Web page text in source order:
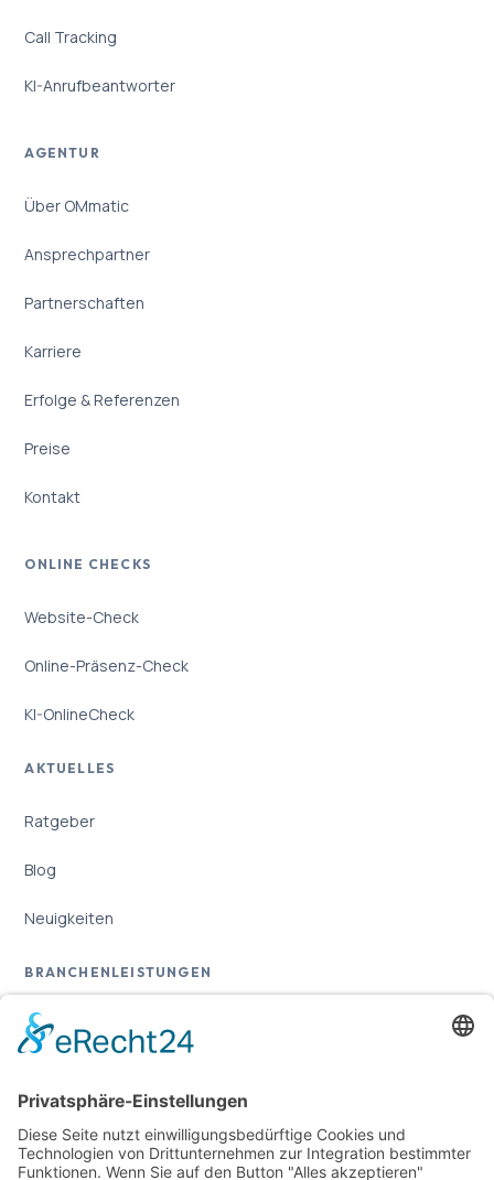
Call Tracking
KI-Anrufbeantworter
AGENTUR
Über OMmatic
Ansprechpartner
Partnerschaften
Karriere
Erfolge & Referenzen
Preise
Kontakt
ONLINE CHECKS
Website-Check
Online-Präsenz-Check
KI-OnlineCheck
AKTUELLES
Ratgeber
Blog
Neuigkeiten
BRANCHENLEISTUNGEN
Übersicht